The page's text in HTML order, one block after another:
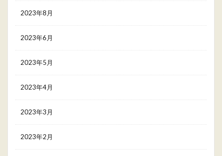
2023年8月
2023年6月
2023年5月
2023年4月
2023年3月
2023年2月